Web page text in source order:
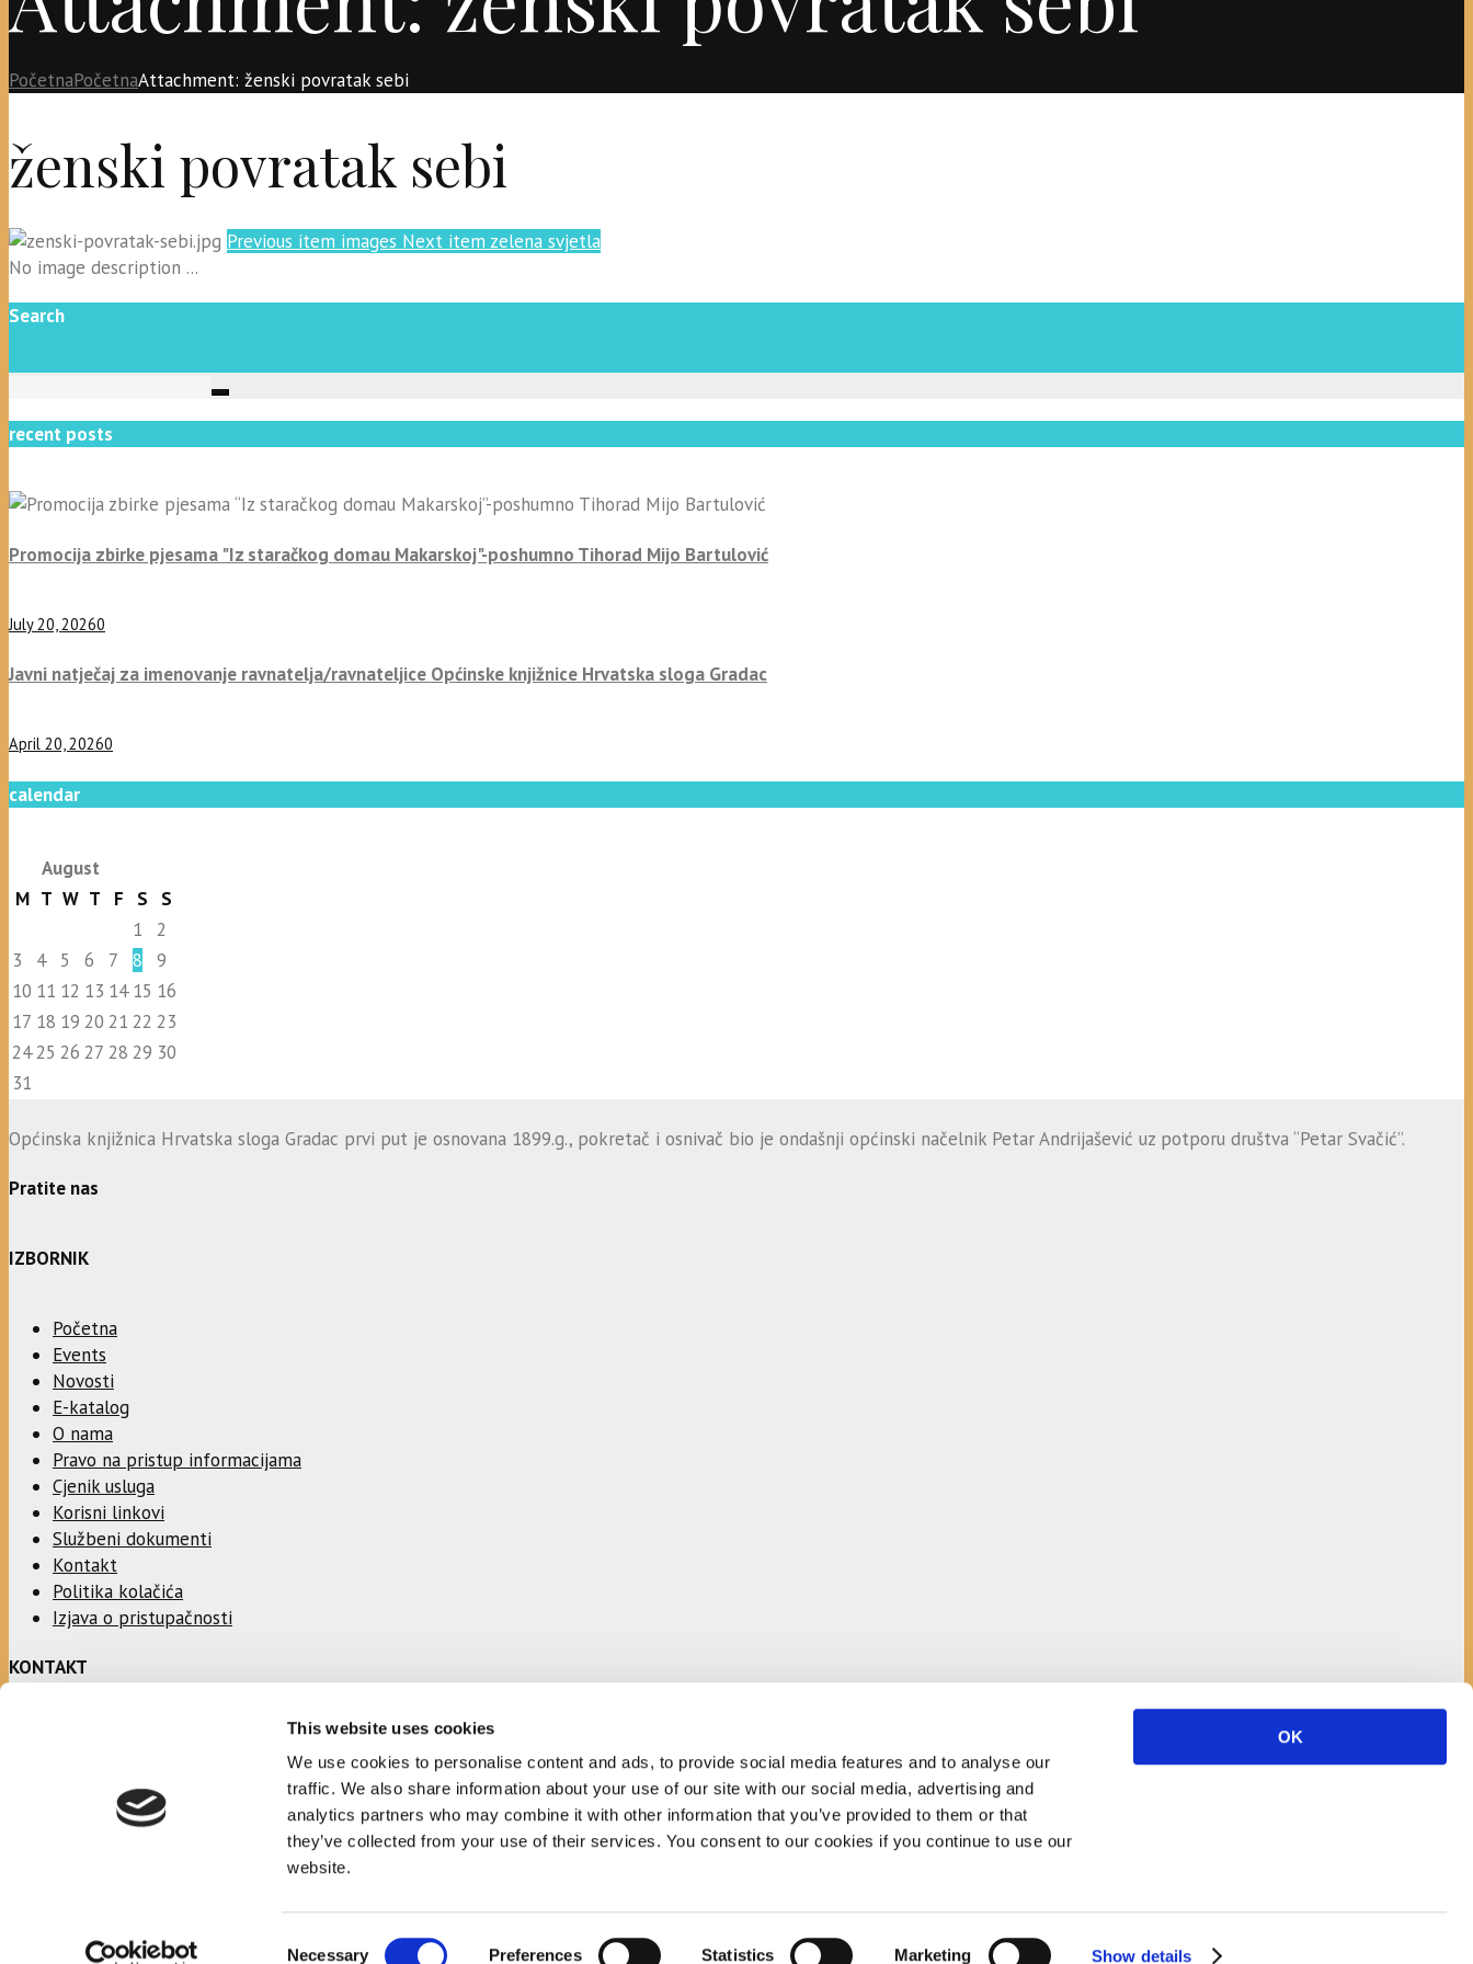
This website uses cookies
We use cookies to personalise content and ads, to provide social media features and to analyse our
traffic. We also share information about your use of our site with our social media, advertising and
analytics partners who may combine it with other information that you’ve provided to them or that
they’ve collected from your use of their services. You consent to our cookies if you continue to use our
website.
Necessary Preferences Statistics Marketing Show details
OK
PočetnaPočetnaAttachment: ženski povratak sebi
ženski povratak sebi
Previous item images Next item zelena svjetla
No image description ...
Search
recent posts
Promocija zbirke pjesama "Iz staračkog domau Makarskoj"-poshumno Tihorad Mijo Bartulović
July 20, 20260
Javni natječaj za imenovanje ravnatelja/ravnateljice Općinske knjižnice Hrvatska sloga Gradac
April 20, 20260
calendar
August
M T W T F S
S
1
2
3
4 5 6 7 8
9
10 11 12 13 14 15 16
17 18 19 20 21 22 23
2425 26 27 28 29 30
31
Općinska knjižnica Hrvatska sloga Gradac prvi put je osnovana 1899.g., pokretač i osnivač bio je ondašnji općinski načelnik Petar Andrijašević uz potporu društva “Petar Svačić”.
Pratite nas
IZBORNIK
Početna
Events
Novosti
E-katalog
O nama
Pravo na pristup informacijama
Cjenik usluga
Korisni linkovi
Službeni dokumenti
Kontakt
Politika kolačića
Izjava o pristupačnosti
KONTAKT
opcinska.knjiznica.hrvatska.sloga.gradac@st.t-com.hr